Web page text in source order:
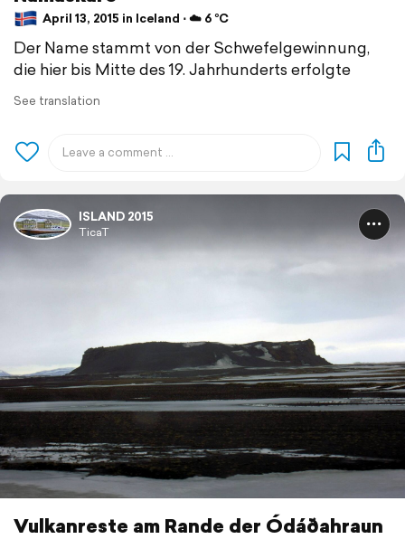
April 13, 2015 in Iceland ⋅ ☁️ 6 °C
Der Name stammt von der Schwefelgewinnung,
die hier bis Mitte des 19. Jahrhunderts erfolgte
See translation
ISLAND 2015
TicaT
Vulkanreste am Rande der Ódáðahraun